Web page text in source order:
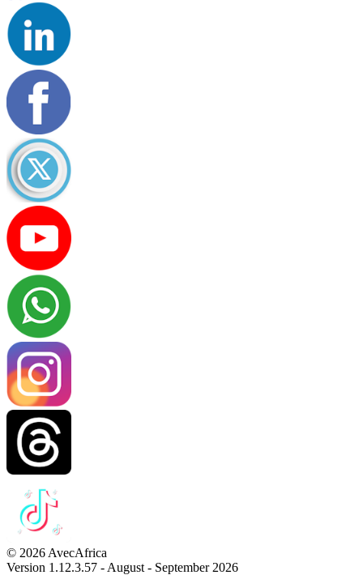
© 2026 AvecAfrica
Version 1.12.3.57 - August - September 2026